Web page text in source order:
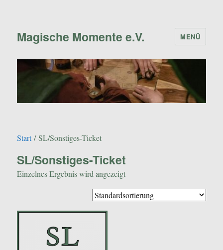
Magische Momente e.V. MENÜ
Start/ SL/Sonstiges-Ticket
SL/Sonstiges-Ticket
Einzelnes Ergebnis wird angezeigt